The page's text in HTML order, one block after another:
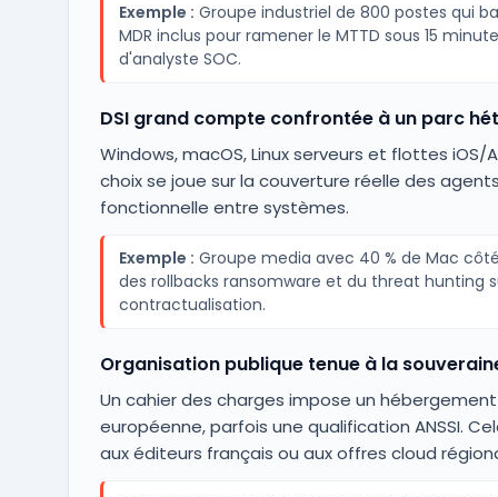
Exemple : Groupe industriel de 800 postes qui
MDR inclus pour ramener le MTTD sous 15
d'analyste SOC.
DSI grand compte confrontée à un parc
Windows, macOS, Linux serveurs et flottes iOS/
choix se joue sur la couverture réelle des
fonctionnelle entre systèmes.
Exemple : Groupe media avec 40 % de Mac
des rollbacks ransomware et du threat hunting
contractualisation.
Organisation publique tenue à la
Un cahier des charges impose un hébergement
européenne, parfois une qualification ANSSI.
aux éditeurs français ou aux offres cloud